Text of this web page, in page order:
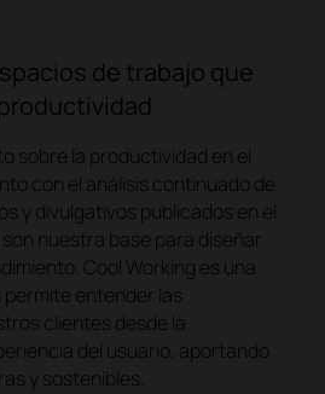
de trabajo que
sobre la productividad en el
con el análisis continuado de
y divulgativos publicados en el
nuestra base para diseñar
Cool Working es una
entender las
clientes desde la
del usuario, aportando
y sostenibles.